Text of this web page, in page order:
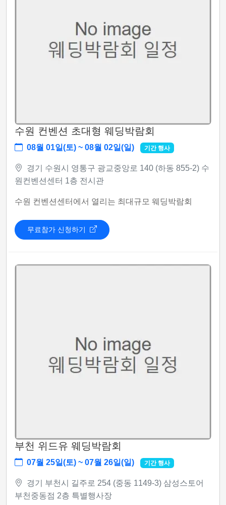
수원 컨벤션 초대형 웨딩박람회
08월 01일(토) ~ 08월 02일(일) 기간 행사
경기 수원시 영통구 광교중앙로 140 (하동 855-2) 수
원컨벤션센터 1층 전시관
수원 컨벤션센터에서 열리는 최대규모 웨딩박람회
무료참가 신청하기
부천 위드유 웨딩박람회
07월 25일(토) ~ 07월 26일(일) 기간 행사
경기 부천시 길주로 254 (중동 1149-3) 삼성스토어
부천중동점 2층 특별행사장